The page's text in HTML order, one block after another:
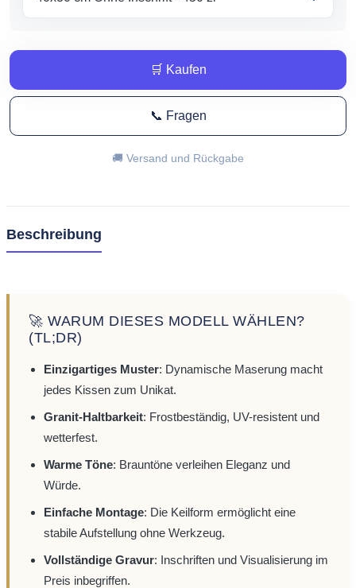
🛒 Kaufen
📞 Fragen
🚚 Versand und Rückgabe
Beschreibung
🚀 WARUM DIESES MODELL WÄHLEN?
(TL;DR)
Einzigartiges Muster: Dynamische Maserung macht
jedes Kissen zum Unikat.
Granit-Haltbarkeit: Frostbeständig, UV-resistent und
wetterfest.
Warme Töne: Brauntöne verleihen Eleganz und
Würde.
Einfache Montage: Die Keilform ermöglicht eine
stabile Aufstellung ohne Werkzeug.
Vollständige Gravur: Inschriften und Visualisierung im
Preis inbegriffen.